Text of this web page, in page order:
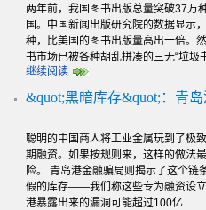
两年前，我国图书出版总量突破37万
国。中国新闻出版研究院的数据显示
种，比美国的图书出版量高出一倍。
书市场已被各种胡乱拼凑的三无“垃圾
继续阅读
&quot;黑暗库存&quot;：青岛
聪明的中国商人将工业金属玩到了极
期融资。如果按规则来，这样的做法
险。 青岛港金融骗局则揭示了这个链
假的库存——我们称这些专为融资设
港暴露出来的漏洞可能超过100亿...